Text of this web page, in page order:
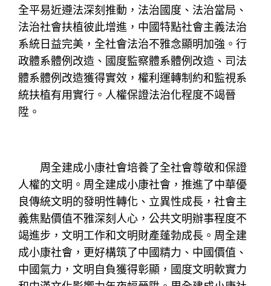
全平易近遵法深刻推動，法治國度、法治當局、
法治社會扶植彼此增進，中國特點社會主義法治
系統日益完美，全社會法治不雅念顯明加強。行
政體系體例改造、國度監察體系體例改造、司法
體系體例改造獲得實效，權利運轉制約和監視系
統扶植有用實行。人權保證法治化程度不竭晉
陞。
周全建成小康社會培養了全社會尊敬和保證
人權的文明。周全建成小康社會，推進了中華優
良傳統文明的發明性轉化、立異性成長，社會主
義焦點價值不雅深刻人心，公共文明辦事程度不
竭進步，文明工作和文明財產蓬勃成長。周全建
成小康社會，更好構筑了中國精力、中國價值、
中國氣力，文明自負獲得彰顯，國度文明軟實力